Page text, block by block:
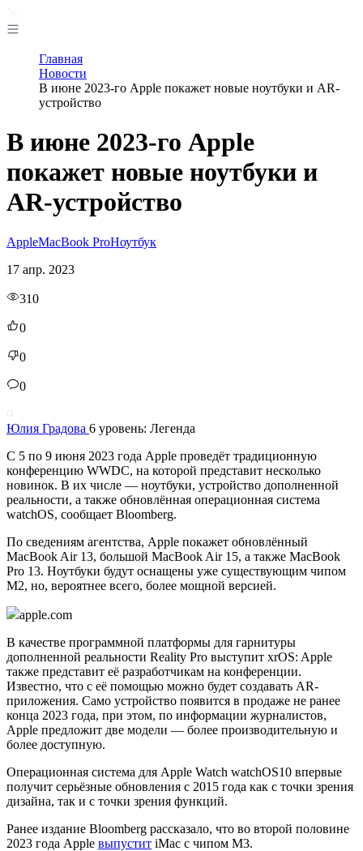
Главная
Новости
В июне 2023-го Apple покажет новые ноутбуки и AR-
устройство
В июне 2023-го Apple
покажет новые ноутбуки и
AR-устройство
AppleMacBook ProНоутбук
17 апр. 2023
310
0
0
0
Юлия Градова 6 уровень: Легенда
С 5 по 9 июня 2023 года Apple проведёт традиционную
конференцию WWDC, на которой представит несколько
новинок. В их числе — ноутбуки, устройство дополненной
реальности, а также обновлённая операционная система
watchOS, сообщает Bloomberg.
По сведениям агентства, Apple покажет обновлённый
MacBook Air 13, большой MacBook Air 15, а также MacBook
Pro 13. Ноутбуки будут оснащены уже существующим чипом
M2, но, вероятнее всего, более мощной версией.
apple.com
В качестве программной платформы для гарнитуры
дополненной реальности Reality Pro выступит xrOS: Apple
также представит её разработчикам на конференции.
Известно, что с её помощью можно будет создавать AR-
приложения. Само устройство появится в продаже не ранее
конца 2023 года, при этом, по информации журналистов,
Apple предложит две модели — более производительную и
более доступную.
Операционная система для Apple Watch watchOS10 впервые
получит серьёзные обновления с 2015 года как с точки зрения
дизайна, так и с точки зрения функций.
Ранее издание Bloomberg рассказало, что во второй половине
2023 года Apple выпустит iMac с чипом М3.